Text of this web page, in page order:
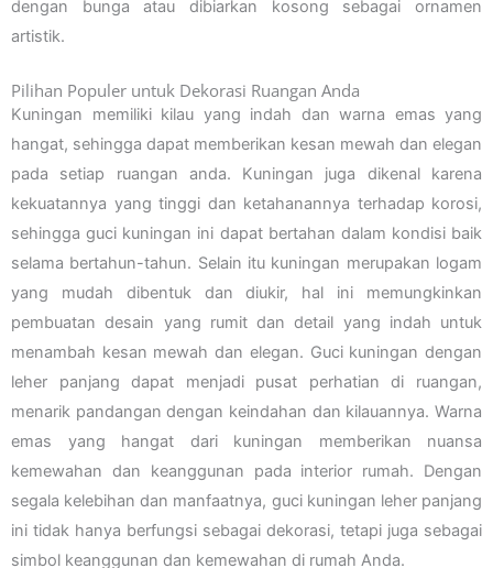
dengan bunga atau dibiarkan kosong sebagai ornamen
artistik.
Pilihan Populer untuk Dekorasi Ruangan Anda
Kuningan memiliki kilau yang indah dan warna emas yang
hangat, sehingga dapat memberikan kesan mewah dan elegan
pada setiap ruangan anda. Kuningan juga dikenal karena
kekuatannya yang tinggi dan ketahanannya terhadap korosi,
sehingga guci kuningan ini dapat bertahan dalam kondisi baik
selama bertahun-tahun. Selain itu kuningan merupakan logam
yang mudah dibentuk dan diukir, hal ini memungkinkan
pembuatan desain yang rumit dan detail yang indah untuk
menambah kesan mewah dan elegan. Guci kuningan dengan
leher panjang dapat menjadi pusat perhatian di ruangan,
menarik pandangan dengan keindahan dan kilauannya. Warna
emas yang hangat dari kuningan memberikan nuansa
kemewahan dan keanggunan pada interior rumah. Dengan
segala kelebihan dan manfaatnya, guci kuningan leher panjang
ini tidak hanya berfungsi sebagai dekorasi, tetapi juga sebagai
simbol keanggunan dan kemewahan di rumah Anda.